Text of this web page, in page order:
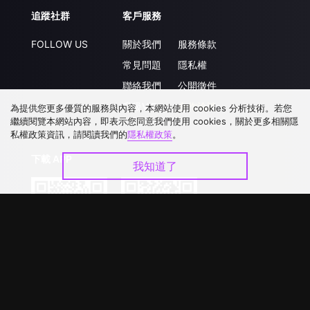
追蹤社群
FOLLOW US
客戶服務
關於我們
常見問題
聯絡我們
升級VIP
服務條款
隱私權
公開徵件
合作洽談
為提供您更多優質的服務與內容，本網站使用 cookies 分析技術。若您
繼續閱覽本網站內容，即表示您同意我們使用 cookies，關於更多相關隱
私權政策資訊，請閱讀我們的隱私權政策。
我知道了